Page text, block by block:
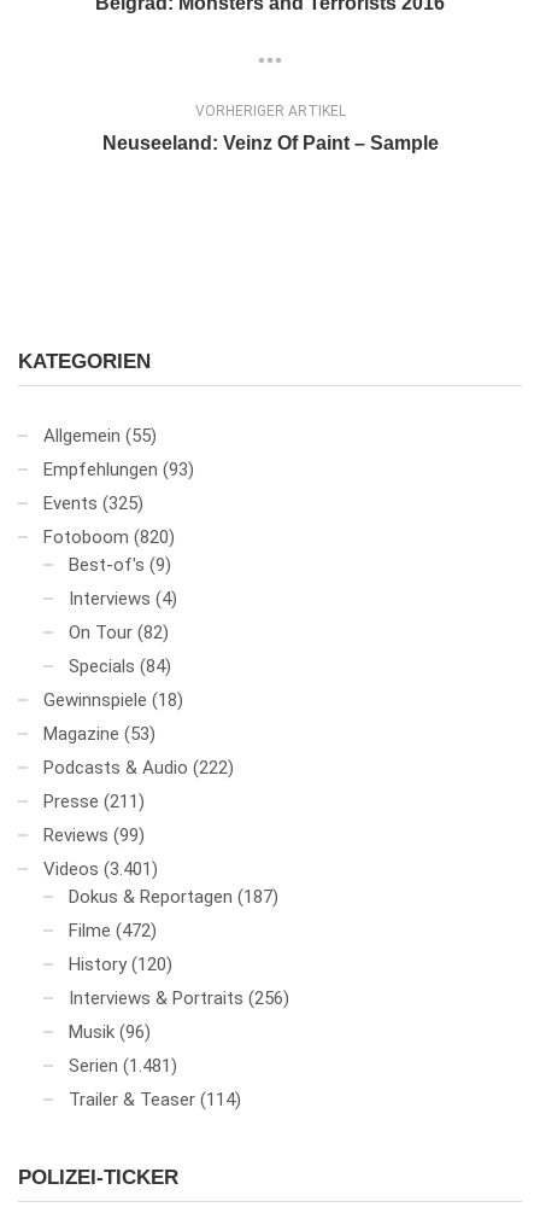
VORHERIGER ARTIKEL
Neuseeland: Veinz Of Paint – Sample
KATEGORIEN
Allgemein (55)
Empfehlungen (93)
Events (325)
Fotoboom (820)
Best-of's (9)
Interviews (4)
On Tour (82)
Specials (84)
Gewinnspiele (18)
Magazine (53)
Podcasts & Audio (222)
Presse (211)
Reviews (99)
Videos (3.401)
Dokus & Reportagen (187)
Filme (472)
History (120)
Interviews & Portraits (256)
Musik (96)
Serien (1.481)
Trailer & Teaser (114)
POLIZEI-TICKER